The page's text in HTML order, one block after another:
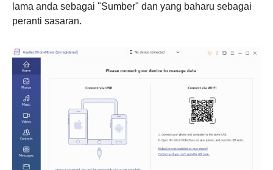
lama anda sebagai "Sumber" dan yang baharu sebagai
peranti sasaran.